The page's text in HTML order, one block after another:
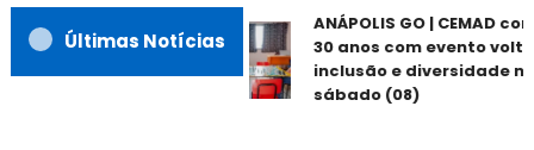
Últimas Notícias
ANÁPOLIS GO | CEMAD
30 anos com evento
inclusão e diversidade
sábado (08)